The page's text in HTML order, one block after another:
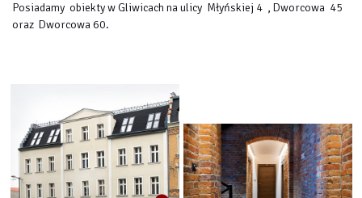
Posiadamy obiekty w Gliwicach na ulicy Młyńskiej 4 , Dworcowa 45
oraz Dworcowa 60.